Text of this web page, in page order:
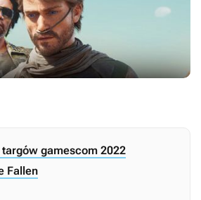
gamescom 2022
Fallen